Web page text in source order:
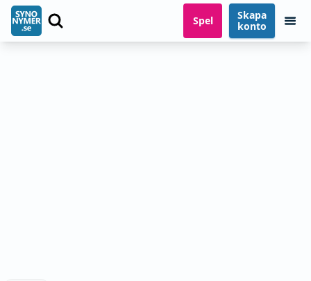
Spel
Skapa
konto